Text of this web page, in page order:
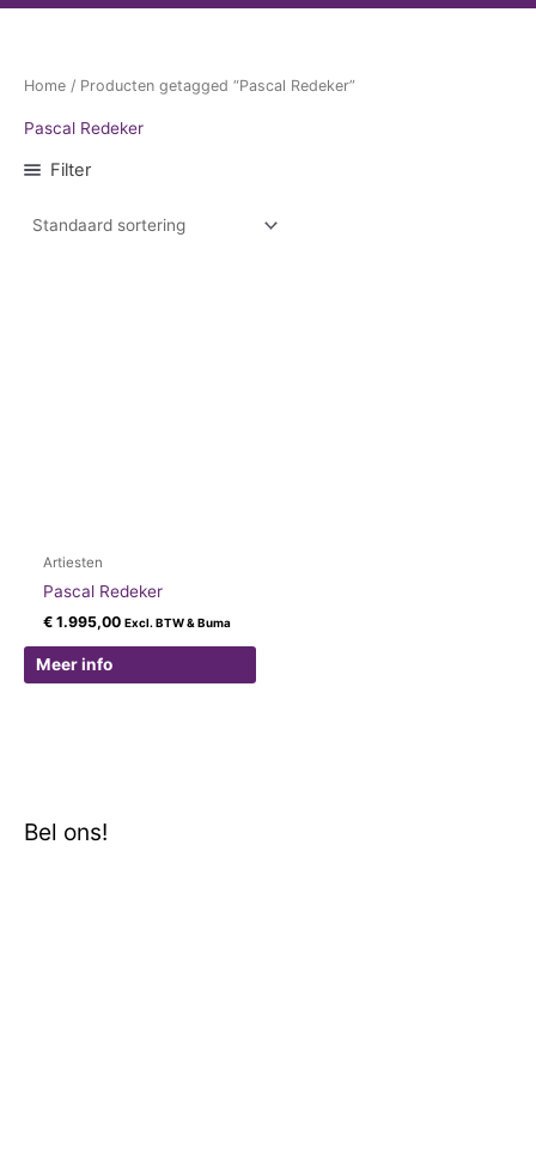
Home / Producten getagged “Pascal Redeker”
Pascal Redeker
Filter
Artiesten
Pascal Redeker
€ 1.995,00 Excl. BTW & Buma
Meer info
Bel ons!